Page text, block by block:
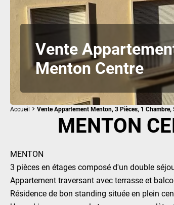
Vente
Menton Centre
Accueil Vente Appartement Menton, 3 Pièces, 1 Chambre,
MENTON
MENTON
3 pièces en étages composé d'un double
Appartement traversant avec terrasse et
Résidence de bon standing située en plein